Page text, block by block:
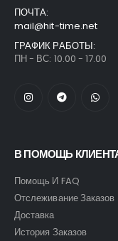
ПОЧТА:
mail@hit-time.net
ГРАФИК РАБОТЫ:
ПН - ВС: 10.00 - 17.00
В ПОМОЩЬ
Помощь И FAQ
Отслеживание Заказов
Доставка
История Заказов